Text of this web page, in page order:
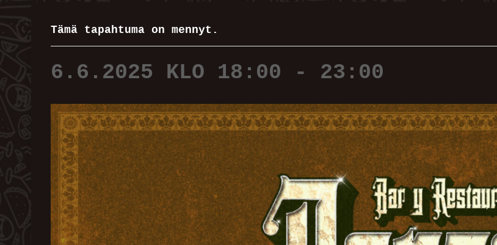
Tämä tapahtuma on mennyt.
6.6.2025 KLO 18:00 - 23:00